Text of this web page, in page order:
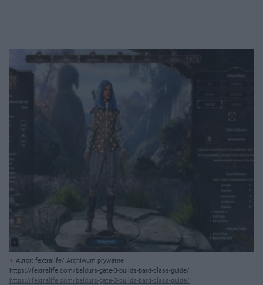
Autor: fextralife/ Archiwum prywatne
https://fextralife.com/baldurs-gate-3-builds-bard-class-guide/
https://fextralife.com/baldurs-gate-3-builds-bard-class-guide/